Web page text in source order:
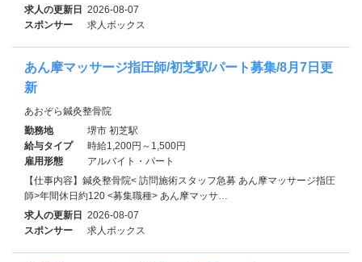
求人の更新日 2026-08-07
スポンサー
求人ボックス
あん摩マッサージ指圧師/初芝駅/パート募集/8月7日更
新
あおぞら鍼灸整骨院
勤務地
堺市 初芝駅
給与タイプ
時給1,200円～1,500円
雇用形態
アルバイト・パート
【仕事内容】鍼灸整骨院< 訪問施術スタッフ急募 あん摩マッサージ指圧
師>年間休日約120 <募集職種> あん摩マッサ…
求人の更新日 2026-08-07
スポンサー
求人ボックス